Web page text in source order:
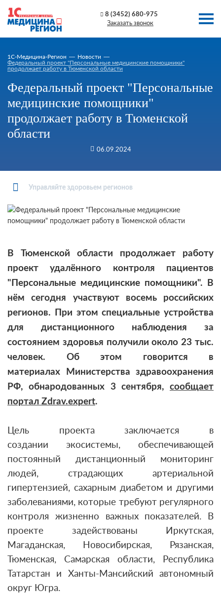
Заказать звонок
8 (3452) 680-975
1C-Медицина-Регион
Новости
Федеральный проект "Персональные медицинские помощники"
продолжает работу в Тюменской области
Федеральный проект "Персональные
медицинские помощники"
продолжает работу в Тюменской
области
06.09.2024
Управляйте здоровьем регионов
В Тюменской области продолжает работу
проект удалённого контроля пациентов
"Персональные медицинские помощники". В
нём сегодня участвуют восемь российских
регионов. При этом специальные устройства
для дистанционного наблюдения за
состоянием здоровья получили около 23 тыс.
человек. Об этом говорится в
материалах Министерства здравоохранения
РФ, обнародованных 3 сентября, сообщает
портал Zdrav.expert.
Цель проекта заключается в
создании экосистемы, обеспечивающей
постоянный дистанционный мониторинг
людей, страдающих артериальной
гипертензией, сахарным диабетом и другими
заболеваниями, которые требуют регулярного
контроля жизненно важных показателей. В
проекте задействованы Иркутская,
Магаданская, Новосибирская, Рязанская,
Тюменская, Самарская области, Республика
Татарстан и Ханты-Мансийский автономный
округ Югра.